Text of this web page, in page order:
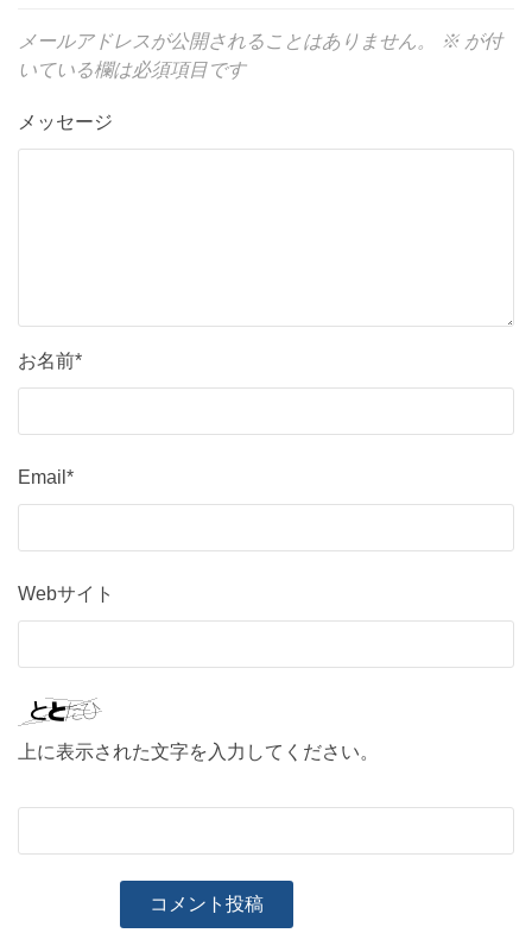
メールアドレスが公開されることはありません。 ※ が付
いている欄は必須項目です
メッセージ
お名前*
Email*
Webサイト
上に表示された文字を入力してください。